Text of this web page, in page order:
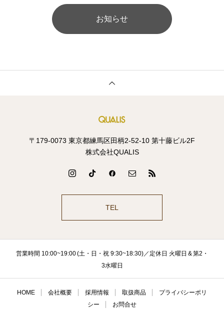
お知らせ
〒179-0073 東京都練馬区田柄2-52-10 第十藤ビル2F
株式会社QUALIS
TEL
営業時間 10:00~19:00 (土・日・祝 9:30~18:30)／定休日 火曜日 & 第2・
3水曜日
HOME 会社概要 採用情報 取扱商品
プライバシーポリ
シー
お問合せ